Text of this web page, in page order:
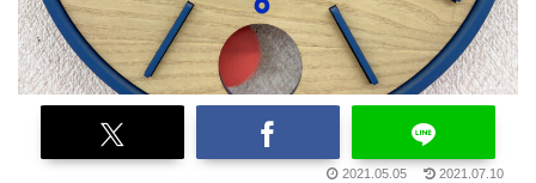
2021.05.05 2021.07.10